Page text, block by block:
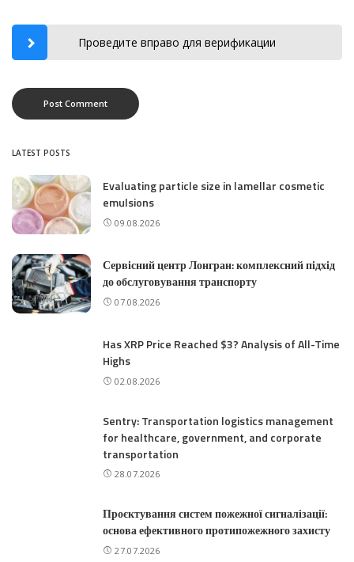
Проведите вправо для верификации
LATEST POSTS
Evaluating particle size in lamellar cosmetic
emulsions
09.08.2026
Сервісний центр Лонгран: комплексний підхід
до обслуговування транспорту
07.08.2026
Has XRP Price Reached $3? Analysis of All-Time
Highs
02.08.2026
Sentry: Transportation logistics management
for healthcare, government, and corporate
transportation
28.07.2026
Проєктування систем пожежної сигналізації:
основа ефективного протипожежного захисту
27.07.2026